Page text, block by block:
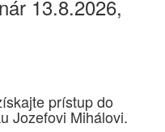
13.8.2026,
prístup do
Jozefovi Mihálovi.